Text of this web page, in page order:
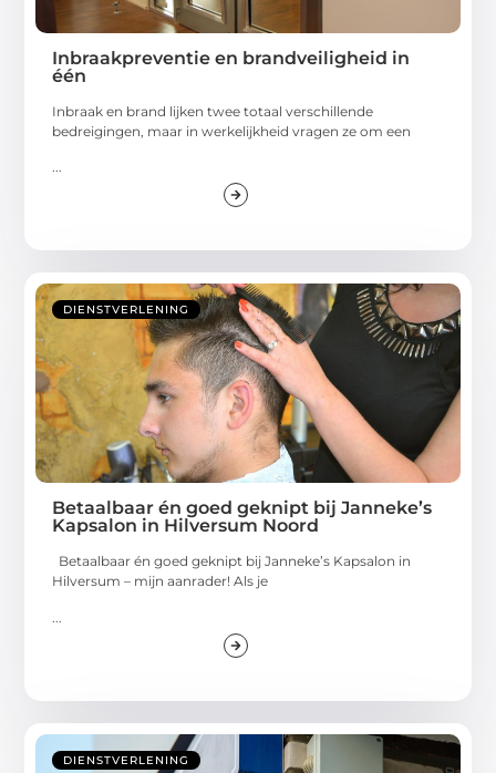
Inbraakpreventie en brandveiligheid in
één
Inbraak en brand lijken twee totaal verschillende
bedreigingen, maar in werkelijkheid vragen ze om een
...
DIENSTVERLENING
Betaalbaar én goed geknipt bij Janneke’s
Kapsalon in Hilversum Noord
Betaalbaar én goed geknipt bij Janneke’s Kapsalon in
Hilversum – mijn aanrader! Als je
DIENSTVERLENING